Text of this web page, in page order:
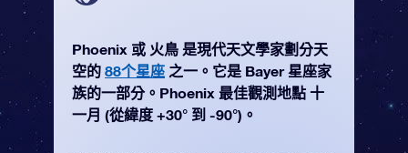
Phoenix 或 火鳥 是現代天文學家劃分天
空的 88个星座 之一。它是 Bayer 星座家
族的一部分。Phoenix 最佳觀測地點 十
一月 (從緯度 +30° 到 -90°)。